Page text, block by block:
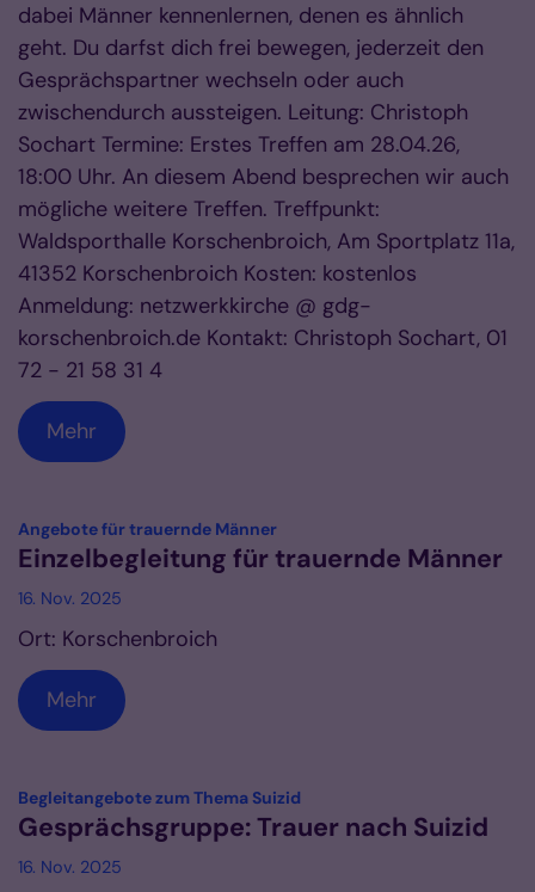
dabei Männer kennenlernen, denen es ähnlich
geht. Du darfst dich frei bewegen, jederzeit den
Gesprächspartner wechseln oder auch
zwischendurch aussteigen. Leitung: Christoph
Sochart Termine: Erstes Treffen am 28.04.26,
18:00 Uhr. An diesem Abend besprechen wir auch
mögliche weitere Treffen. Treffpunkt:
Waldsporthalle Korschenbroich, Am Sportplatz 11a,
41352 Korschenbroich Kosten: kostenlos
Anmeldung: netzwerkkirche @ gdg-
korschenbroich.de Kontakt: Christoph Sochart, 01
72 - 21 58 31 4
Mehr
Angebote für trauernde Männer:
Einzelbegleitung für trauernde Männer
16. Nov. 2025
Ort: Korschenbroich
Mehr
Begleitangebote zum Thema Suizid
Gesprächsgruppe: Trauer nach Suizid
16. Nov. 2025